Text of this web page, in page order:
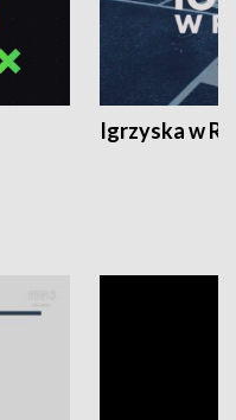
Igrzyska w